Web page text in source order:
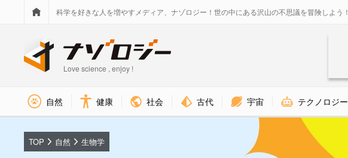
科学を好きな人を増やすメディア、ナゾロジー！世の中にある沢山の不思議を冒険しよう！
Love science , enjoy !
自然 健康 社会 古代 宇宙 テクノロジー
TOP 自然 生物学